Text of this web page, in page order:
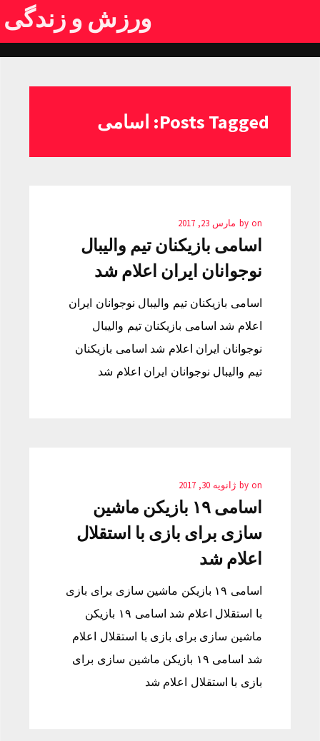
ورزش و زندگی
Posts Tagged: اسامی
by on مارس 23, 2017
اسامی بازیکنان تیم والیبال
نوجوانان ایران اعلام شد
اسامی بازیکنان تیم والیبال نوجوانان ایران
اعلام شد اسامی بازیکنان تیم والیبال
نوجوانان ایران اعلام شد اسامی بازیکنان
تیم والیبال نوجوانان ایران اعلام شد
by on ژانویه 30, 2017
اسامی ۱۹ بازیکن ماشین
سازی برای بازی با استقلال
اعلام شد
اسامی ۱۹ بازیکن ماشین سازی برای بازی
با استقلال اعلام شد اسامی ۱۹ بازیکن
ماشین سازی برای بازی با استقلال اعلام
شد اسامی ۱۹ بازیکن ماشین سازی برای
بازی با استقلال اعلام شد